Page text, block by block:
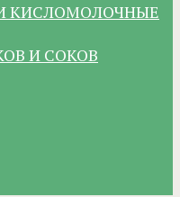
КИСЛОМОЛОЧНЫЕ
И СОКОВ